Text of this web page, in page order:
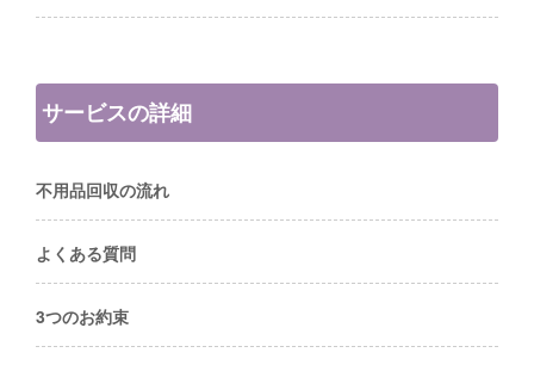
サービスの詳細
不用品回収の流れ
よくある質問
3つのお約束